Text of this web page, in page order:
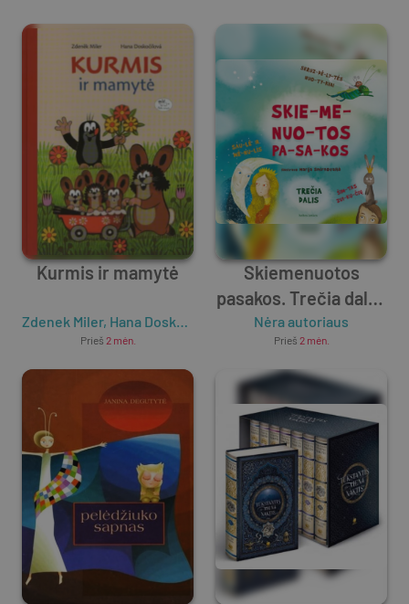
Kurmis ir mamytė
Zdenek Miler, Hana Doskočilova
Prieš 2 mėn.
Skiemenuotos
pasakos. Trečia dalis.
Skruzdėlytės
nuotykiai, Saulė ir
mėnulis, Šimtas
zuikučių
Nėra autoriaus
Prieš 2 mėn.